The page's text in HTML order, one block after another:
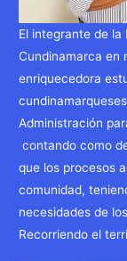
El integrante de la
Cundinamarca en
enriquecedora
Administración
contando como
que los procesos
comunidad,
necesidades de
Recorriendo el